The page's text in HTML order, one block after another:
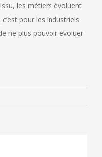
les métiers évoluent
pour les industriels
ne plus pouvoir évoluer